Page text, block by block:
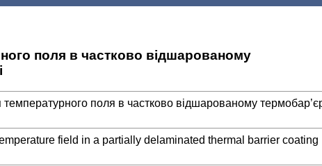
поля в частково відшарованому
поля в частково відшарованому
field in a partially delaminated thermal barrier coating